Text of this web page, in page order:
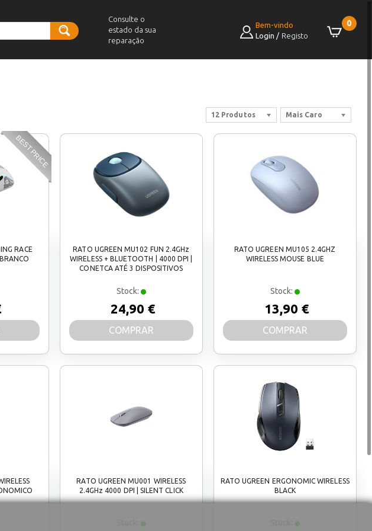
Consulte o
estado da sua
reparação
0
Bem-vindo
Login / Registo
Mais Caro
12 Produtos
BEST PRICE
RACE
RATO UGREEN MU102 FUN 2.4GHz
WIRELESS + BLUETOOTH | 4000 DPI |
CONETCA ATÉ 3 DISPOSITIVOS
Stock:
24,90 €
COMPRAR
RATO UGREEN MU105 2.4GHZ
WIRELESS MOUSE BLUE
Stock:
13,90 €
COMPRAR
RATO UGREEN MU001 WIRELESS
2.4GHz 4000 DPI | SILENT CLICK
RATO UGREEN ERGONOMIC WIRELESS
BLACK